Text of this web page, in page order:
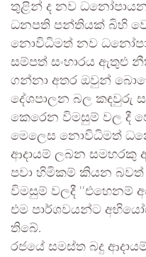
තුළින් ද නව
ධනපති පන්තියක් බිහි
නොවිධිමත් නව
සම්පත් සංහාරය ඇතුළු
ගන්නා අතර ඔවුන්
දේශපාලන බල කඳවුරු
කෙරෙන විමසුම් වල දී
මෙලෙස නොවිධිමත්
ආදායම් ලබන සමහරකු
පවා හිමිකම් කියන
විමසුම් වලදී ‘‘එහෙනම්
එම පාර්ශවයන්ට
තිබේ.
රජයේ සමස්ත බදු